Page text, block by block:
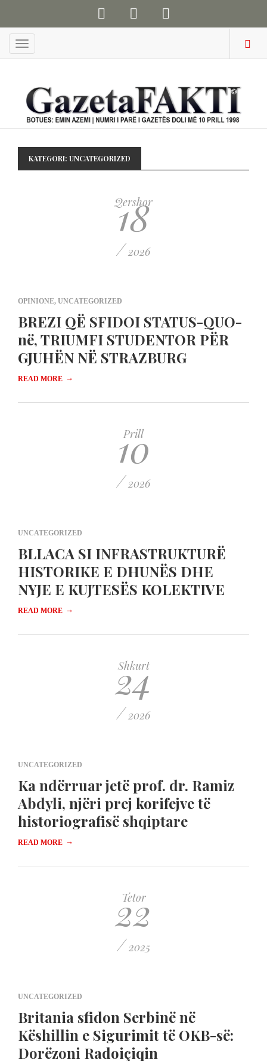
Menu
KATEGORI: UNCATEGORIZED
Qershor
18
/ 2026
OPINIONE, UNCATEGORIZED
BREZI QË SFIDOI STATUS-QUO-
në, TRIUMFI STUDENTOR PËR
GJUHËN NË STRAZBURG
READ MORE →
Prill
10
/ 2026
UNCATEGORIZED
BLLACA SI INFRASTRUKTURË
HISTORIKE E DHUNËS DHE
NYJE E KUJTESËS KOLEKTIVE
READ MORE →
Shkurt
24
/ 2026
UNCATEGORIZED
Ka ndërruar jetë prof. dr. Ramiz
Abdyli, njëri prej korifejve të
historiografisë shqiptare
READ MORE →
Tetor
22
/ 2025
UNCATEGORIZED
Britania sfidon Serbinë në
Këshillin e Sigurimit të OKB-së:
Dorëzoni Radoiçiqin